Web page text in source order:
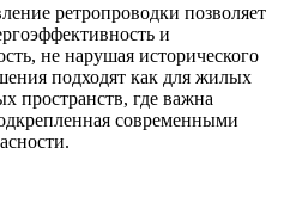
ретропроводки позволяет
и
не нарушая исторического
подходят как для жилых
пространств, где важна
современными